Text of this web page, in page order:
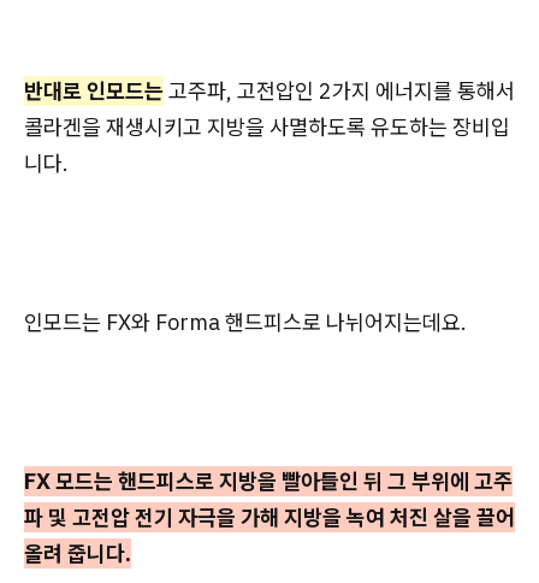
반대로 인모드는 고주파, 고전압인 2가지 에너지를 통해서
콜라겐을 재생시키고 지방을 사멸하도록 유도하는 장비입
니다.
인모드는 FX와 Forma 핸드피스로 나뉘어지는데요.
FX 모드는 핸드피스로 지방을 빨아들인 뒤 그 부위에 고주
파 및 고전압 전기 자극을 가해 지방을 녹여 처진 살을 끌어
올려 줍니다.